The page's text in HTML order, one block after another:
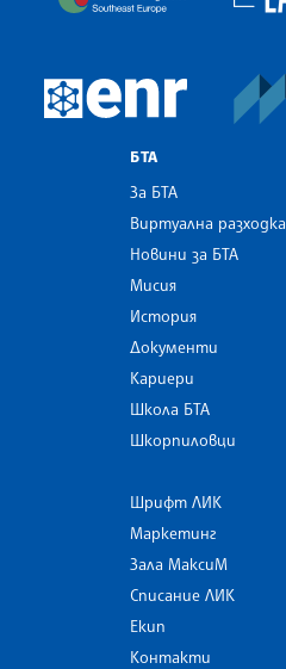
European
БТА
За БТА
Виртуална разходка
Новини за БТА
Мисия
История
Документи
Кариери
Школа БТА
Шкорпиловци
Шрифт ЛИК
Маркетинг
Зала МаксиМ
Списание ЛИК
Екип
Контакти